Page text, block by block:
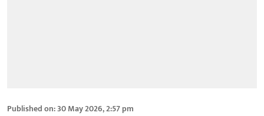
Published on:30 May 2026, 2:57 pm